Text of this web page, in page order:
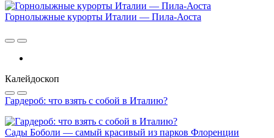
Горнолыжные курорты Италии — Пила-Аоста
Калейдоскоп
Гардероб: что взять с собой в Италию?
Сады Боболи — самый красивый из парков Флоренции